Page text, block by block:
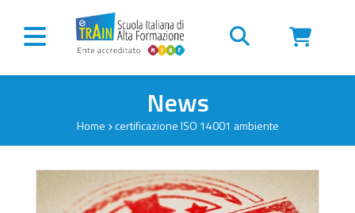
Vai al contenuto
News
Home certificazione ISO 14001 ambiente